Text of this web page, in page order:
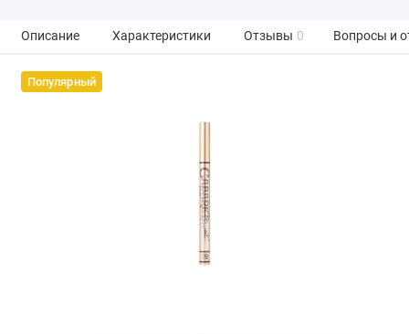
Описание Характеристики Отзывы 0 Вопросы и
Популярный